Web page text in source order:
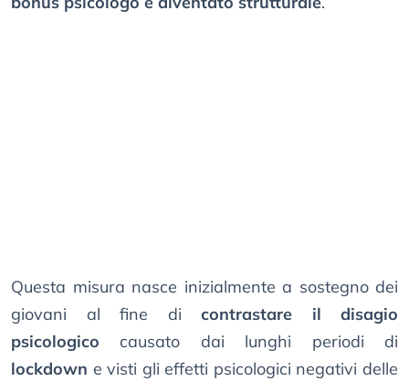
Questa misura nasce inizialmente a sostegno dei
giovani al fine di contrastare il disagio
psicologico causato dai lunghi periodi di
lockdown e visti gli effetti psicologici negativi delle